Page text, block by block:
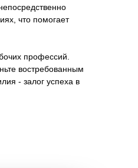
что помогает
профессий.
востребованным
- залог успеха в